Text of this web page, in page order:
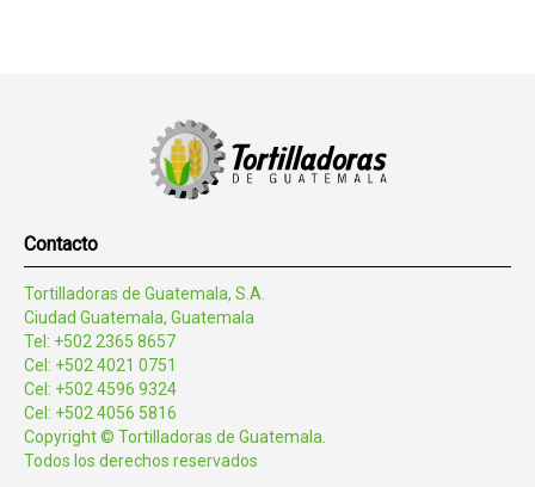
Contacto
Tortilladoras de Guatemala, S.A.
Ciudad Guatemala, Guatemala
Tel: +502 2365 8657
Cel: +502 4021 0751
Cel: +502 4596 9324
Cel: +502 4056 5816
Copyright © Tortilladoras de Guatemala.
Todos los derechos reservados